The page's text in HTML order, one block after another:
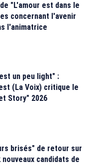
"L'amour est dans le
concernant l'avenir
l'animatrice
un peu light" :
(La Voix) critique le
Story" 2026
brisés" de retour sur
candidats de